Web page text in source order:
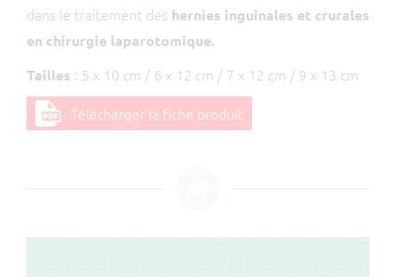
dans le traitement des hernies inguinales et crurales
en chirurgie laparotomique.
Tailles : 5 x 10 cm / 6 x 12 cm / 7 x 12 cm / 9 x 13 cm
Télécharger la fiche produit